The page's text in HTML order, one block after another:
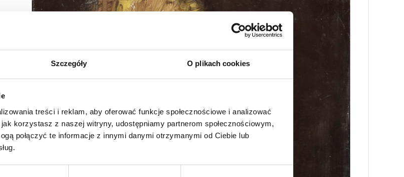
Szczegóły O plikach cookies
treści i reklam, aby oferować funkcje społecznościowe i analizować
korzystasz z naszej witryny, udostępniamy partnerom społecznościowym,
połączyć te informacje z innymi danymi otrzymanymi od Ciebie lub